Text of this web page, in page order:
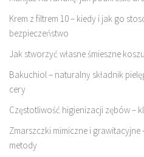
Krem z filtrem 10 – kiedy i jak go
bezpieczeństwo
Jak stworzyć własne śmieszne
Bakuchiol – naturalny składnik
cery
Częstotliwość higienizacji zębów –
Zmarszczki mimiczne i
metody